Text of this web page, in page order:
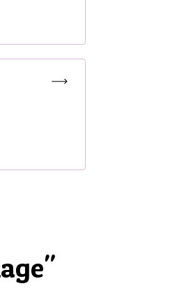
"